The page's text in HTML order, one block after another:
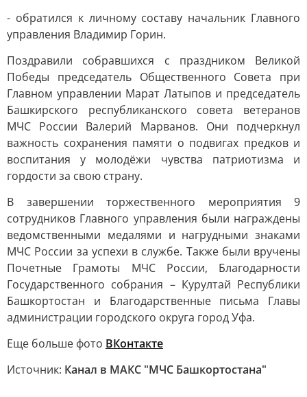
- обратился к личному составу начальник Главного
управления Владимир Горин.
Поздравили собравшихся с праздником Великой
Победы председатель Общественного Совета при
Главном управлении Марат Латыпов и председатель
Башкирского республиканского совета ветеранов
МЧС России Валерий Марванов. Они подчеркнул
важность сохранения памяти о подвигах предков и
воспитания у молодёжи чувства патриотизма и
гордости за свою страну.
В завершении торжественного мероприятия 9
сотрудников Главного управления были награждены
ведомственными медалями и нагрудными знаками
МЧС России за успехи в службе. Также были вручены
Почетные Грамоты МЧС России, Благодарности
Государственного собрания – Курултай Республики
Башкортостан и Благодарственные письма Главы
администрации городского округа город Уфа.
Еще больше фото ВКонтакте
Источник: Канал в МАКС "МЧС Башкортостана"